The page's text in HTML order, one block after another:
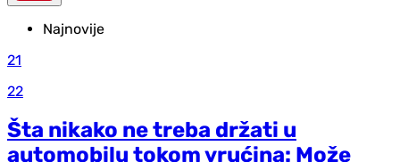
Najnovije
21
22
Šta nikako ne treba držati u
automobilu tokom vrućina: Može